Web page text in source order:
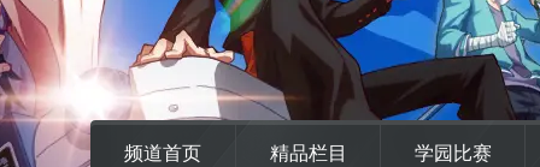
频道首页 精品栏目 学园比赛